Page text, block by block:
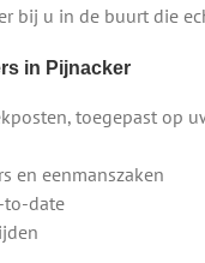
bij u in de buurt die
in Pijnacker
toegepast op
en eenmanszaken
to-date